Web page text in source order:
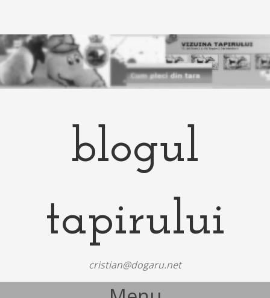
blogul
tapirului
cristian@dogaru.net